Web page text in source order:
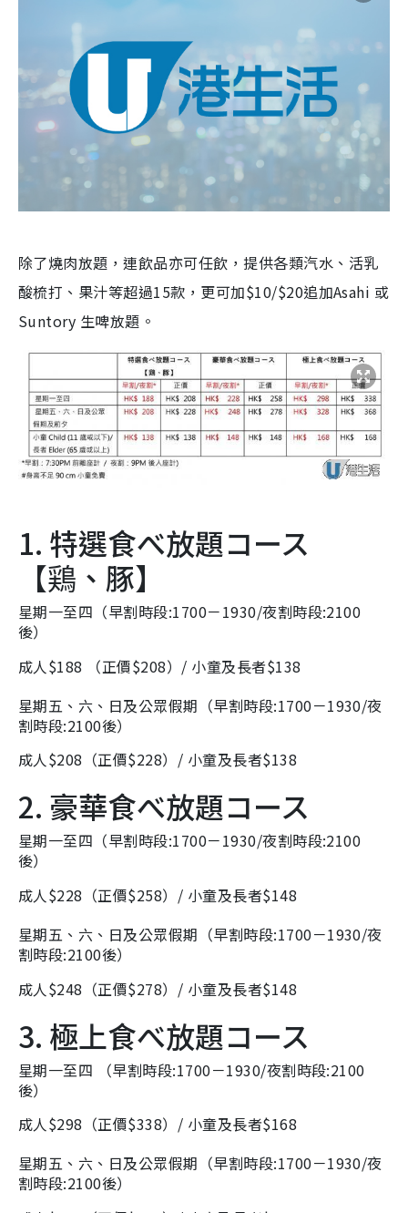
除了燒肉放題，連飲品亦可任飲，提供各類汽水、活乳
酸梳打、果汁等超過15款，更可加$10/$20追加Asahi 或
Suntory 生啤放題。
1. 特選食べ放題コース
【鶏、豚】
星期一至四 （早割時段:1700－1930/夜割時段:2100
後）
成人$188 （正價$208）/ 小童及長者$138
星期五、六、日及公眾假期 （早割時段:1700－1930/夜
割時段:2100後）
成人$208（正價$228）/ 小童及長者$138
2. 豪華食べ放題コース
星期一至四 （早割時段:1700－1930/夜割時段:2100
後）
成人$228（正價$258）/ 小童及長者$148
星期五、六、日及公眾假期 （早割時段:1700－1930/夜
割時段:2100後）
成人$248（正價$278）/ 小童及長者$148
3. 極上食べ放題コース
星期一至四 （早割時段:1700－1930/夜割時段:2100
後）
成人$298（正價$338）/ 小童及長者$168
星期五、六、日及公眾假期 （早割時段:1700－1930/夜
割時段:2100後）